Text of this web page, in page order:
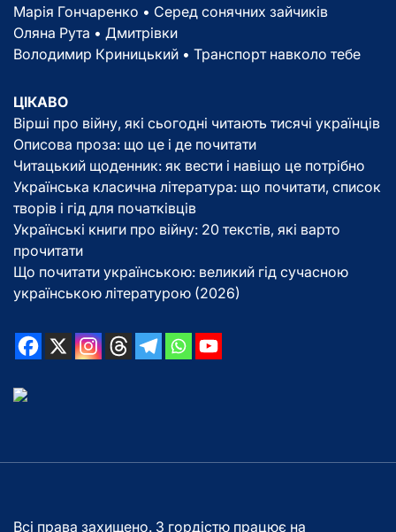
Марія Гончаренко • Серед сонячних зайчиків
Оляна Рута • Дмитрівки
Володимир Криницький • Транспорт навколо тебе
ЦІКАВО
Вірші про війну, які сьогодні читають тисячі українців
Описова проза: що це і де почитати
Читацький щоденник: як вести і навіщо це потрібно
Українська класична література: що почитати, список
творів і гід для початківців
Українські книги про війну: 20 текстів, які варто
прочитати
Що почитати українською: великий гід сучасною
українською літературою (2026)
Всі права захищено. З гордістю працює на